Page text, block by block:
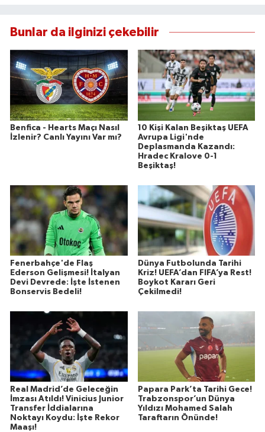
Bunlar da ilginizi çekebilir
Benfica - Hearts Maçı Nasıl
İzlenir? Canlı Yayını Var mı?
10 Kişi Kalan Beşiktaş UEFA
Avrupa Ligi'nde
Deplasmanda Kazandı:
Hradec Kralove 0-1
Beşiktaş!
Fenerbahçe'de Flaş
Ederson Gelişmesi! İtalyan
Devi Devrede: İşte İstenen
Bonservis Bedeli!
Dünya Futbolunda Tarihi
Kriz! UEFA’dan FIFA’ya Rest!
Boykot Kararı Geri
Çekilmedi!
Real Madrid’de Geleceğin
İmzası Atıldı! Vinicius Junior
Transfer İddialarına
Noktayı Koydu: İşte Rekor
Maaşı!
Papara Park’ta Tarihi Gece!
Trabzonspor’un Dünya
Yıldızı Mohamed Salah
Taraftarın Önünde!